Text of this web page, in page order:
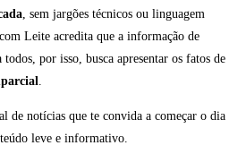
, sem jargões técnicos ou linguagem
Leite acredita que a informação de
todos, por isso, busca apresentar os fatos de
.
de notícias que te convida a começar o dia
leve e informativo.